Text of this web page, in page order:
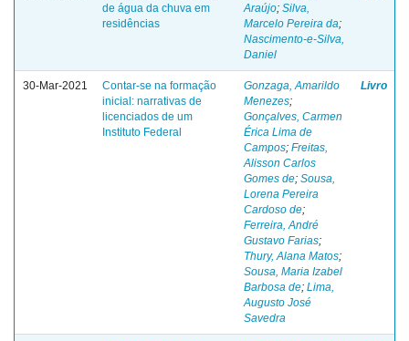
de água da chuva em
residências
Araújo; Silva,
Marcelo Pereira da;
Nascimento-e-Silva,
Daniel
30-Mar-2021
Contar-se na formação
inicial: narrativas de
licenciados de um
Instituto Federal
Gonzaga, Amarildo
Menezes;
Gonçalves, Carmen
Érica Lima de
Campos; Freitas,
Alisson Carlos
Gomes de; Sousa,
Lorena Pereira
Cardoso de;
Ferreira, André
Gustavo Farias;
Thury, Alana Matos;
Sousa, Maria Izabel
Barbosa de; Lima,
Augusto José
Savedra
Livro